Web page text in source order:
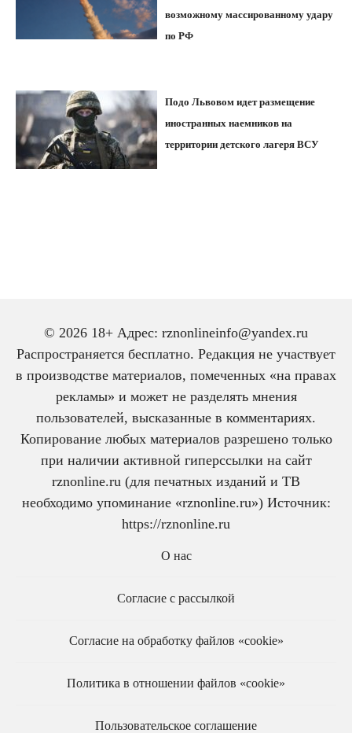
возможному массированному удару
по РФ
Подо Львовом идет размещение
иностранных наемников на
территории детского лагеря ВСУ
© 2026 18+ Адрес: rznonlineinfo@yandex.ru
Распространяется бесплатно. Редакция не участвует
в производстве материалов, помеченных «на правах
рекламы» и может не разделять мнения
пользователей, высказанные в комментариях.
Копирование любых материалов разрешено только
при наличии активной гиперссылки на сайт
rznonline.ru (для печатных изданий и ТВ
необходимо упоминание «rznonline.ru») Источник:
https://rznonline.ru
О нас
Согласие с рассылкой
Согласие на обработку файлов «cookie»
Политика в отношении файлов «cookie»
Пользовательское соглашение